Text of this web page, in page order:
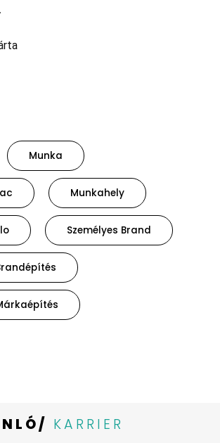
Munka
Munkahely
Személyes Brand
KARRIER